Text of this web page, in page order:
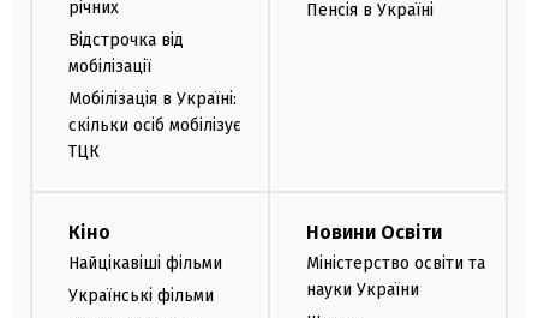
річних
Відстрочка від
мобілізації
Мобілізація в Україні:
скільки осіб мобілізує
ТЦК
Пенсія в Україні
Кіно
Найцікавіші фільми
Українські фільми
Новини Освіти
Міністерство освіти та
науки України